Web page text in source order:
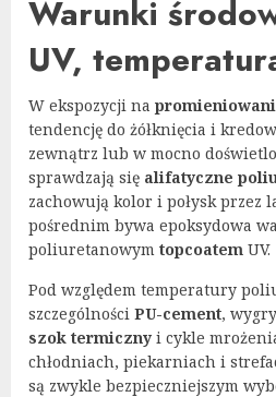
Warunki
UV,
W ekspozycji na
tendencję do żółknięcia i
zewnątrz lub w mocno
sprawdzają się alifatyczne
zachowują kolor i połysk przez
pośrednim bywa epoksydowa
poliuretanowym topcoatem UV.
Pod względem temperatury
szczególności PU-cement,
szok termiczny i cykle
chłodniach, piekarniach i
są zwykle bezpieczniejszym